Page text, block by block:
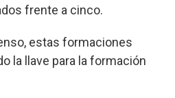
frente a cinco.
estas formaciones
la llave para la formación